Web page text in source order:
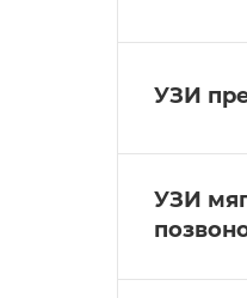
УЗИ
УЗИ